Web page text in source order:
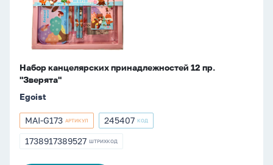
Набор канцелярских принадлежностей 12 пр.
"Зверята"
Egoist
Артикул
MAI-
MAI-G173 АРТИКУЛ
Артикул
245407
245407 КОД
ШТРИХКОД
1738917389527 ШТРИХКОД